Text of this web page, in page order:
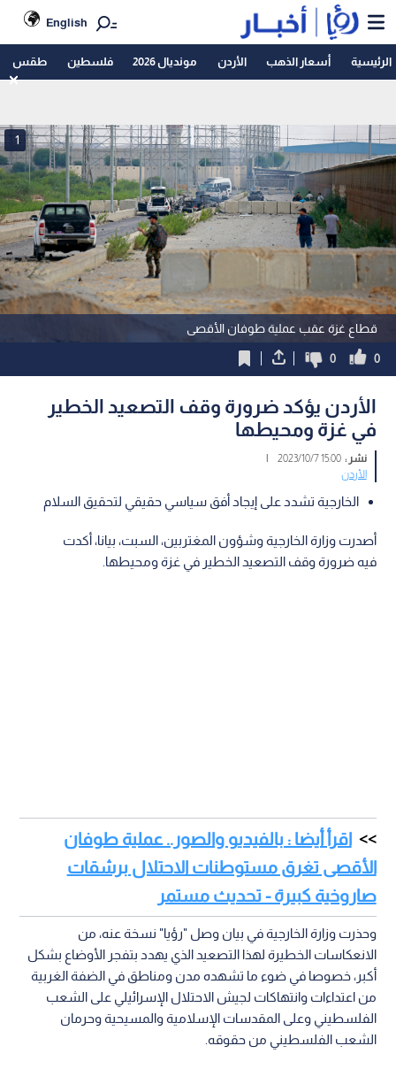
English
الرئيسية أسعار الذهب الأردن مونديال 2026 فلسطين طقس
قطاع غزة عقب عملية طوفان الأقصى
1
0
0
الأردن يؤكد ضرورة وقف التصعيد الخطير
في غزة ومحيطها
نشر :15:00 2023/10/7
|
الأردن
الخارجية تشدد على إيجاد أفق سياسي حقيقي لتحقيق السلام
أصدرت وزارة الخارجية وشؤون المغتربين، السبت، بيانا، أكدت
فيه ضرورة وقف التصعيد الخطير في غزة ومحيطها.
اقرأ أيضا : بالفيديو والصور.. عملية طوفان
الأقصى تغرق مستوطنات الاحتلال برشقات
صاروخية كبيرة - تحديث مستمر
وحذرت وزارة الخارجية في بيان وصل "رؤيا" نسخة عنه، من
الانعكاسات الخطيرة لهذا التصعيد الذي يهدد بتفجر الأوضاع بشكل
أكبر، خصوصا في ضوء ما تشهده مدن ومناطق في الضفة الغربية
من اعتداءات وانتهاكات لجيش الاحتلال الإسرائيلي على الشعب
الفلسطيني وعلى المقدسات الإسلامية والمسيحية وحرمان
الشعب الفلسطيني من حقوقه.